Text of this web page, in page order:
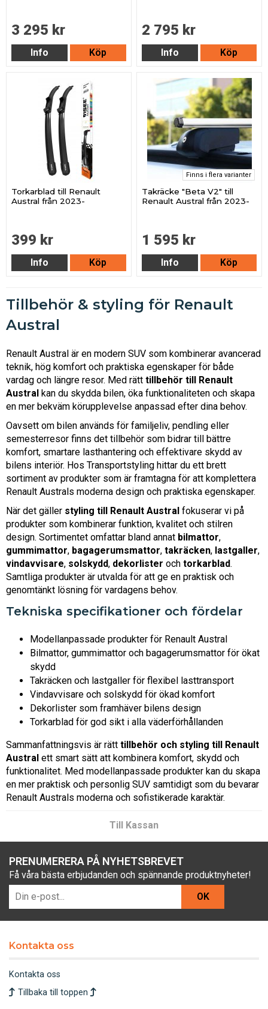
3 295 kr
Info Köp
2 795 kr
Info Köp
Torkarblad till Renault
Austral från 2023-
399 kr
Info Köp
Finns i flera varianter
Takräcke "Beta V2" till
Renault Austral från 2023-
1 595 kr
Info Köp
Tillbehör & styling för Renault
Austral
Renault Austral är en modern SUV som kombinerar avancerad
teknik, hög komfort och praktiska egenskaper för både
vardag och längre resor. Med rätt tillbehör till Renault
Austral kan du skydda bilen, öka funktionaliteten och skapa
en mer bekväm körupplevelse anpassad efter dina behov.
Oavsett om bilen används för familjeliv, pendling eller
semesterresor finns det tillbehör som bidrar till bättre
komfort, smartare lasthantering och effektivare skydd av
bilens interiör. Hos Transportstyling hittar du ett brett
sortiment av produkter som är framtagna för att komplettera
Renault Australs moderna design och praktiska egenskaper.
När det gäller styling till Renault Austral fokuserar vi på
produkter som kombinerar funktion, kvalitet och stilren
design. Sortimentet omfattar bland annat bilmattor,
gummimattor, bagagerumsmattor, takräcken, lastgaller,
vindavvisare, solskydd, dekorlister och torkarblad.
Samtliga produkter är utvalda för att ge en praktisk och
genomtänkt lösning för vardagens behov.
Tekniska specifikationer och fördelar
Modellanpassade produkter för Renault Austral
Bilmattor, gummimattor och bagagerumsmattor för ökat
skydd
Takräcken och lastgaller för flexibel lasttransport
Vindavvisare och solskydd för ökad komfort
Dekorlister som framhäver bilens design
Torkarblad för god sikt i alla väderförhållanden
Sammanfattningsvis är rätt tillbehör och styling till Renault
Austral ett smart sätt att kombinera komfort, skydd och
funktionalitet. Med modellanpassade produkter kan du skapa
en mer praktisk och personlig SUV samtidigt som du bevarar
Renault Australs moderna och sofistikerade karaktär.
Till Kassan
PRENUMERERA PÅ NYHETSBREVET
Få våra bästa erbjudanden och spännande produktnyheter!
OK
Kontakta oss
Kontakta oss
Tillbaka till toppen